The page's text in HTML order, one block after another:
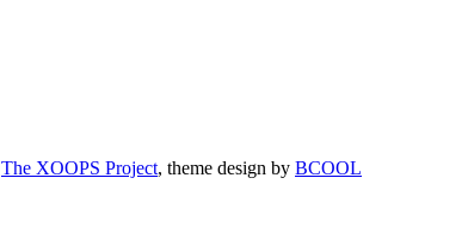
The XOOPS Project, theme design by BCOOL